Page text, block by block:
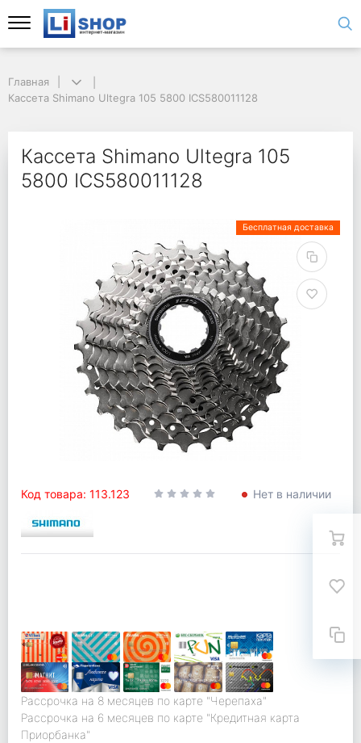
Главная
Кассета Shimano Ultegra 105 5800 ICS580011128
Кассета Shimano Ultegra 105
5800 ICS580011128
Бесплатная доставка
Код товара: 113.123 Нет в наличии
Рассрочка на 8 месяцев по карте "Черепаха"
Рассрочка на 6 месяцев по карте "Кредитная карта
Приорбанка"